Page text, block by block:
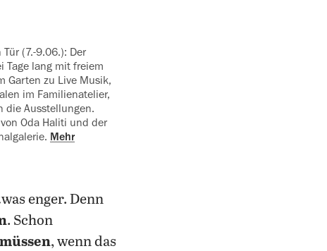
Tage lang mit freiem
Garten zu Live Musik,
im Familienatelier,
die Ausstellungen.
Oda Haliti und der
Mehr
enger. Denn
. Schon
, wenn das